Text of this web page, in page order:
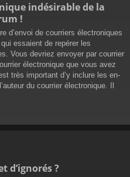
indésirable de la
!
d’envoi de courriers électroniques
essaient de repérer les
Vous devriez envoyer par courrier
électronique que vous avez
très important d’y inclure les en-
du courrier électronique. Il
d’ignorés ?